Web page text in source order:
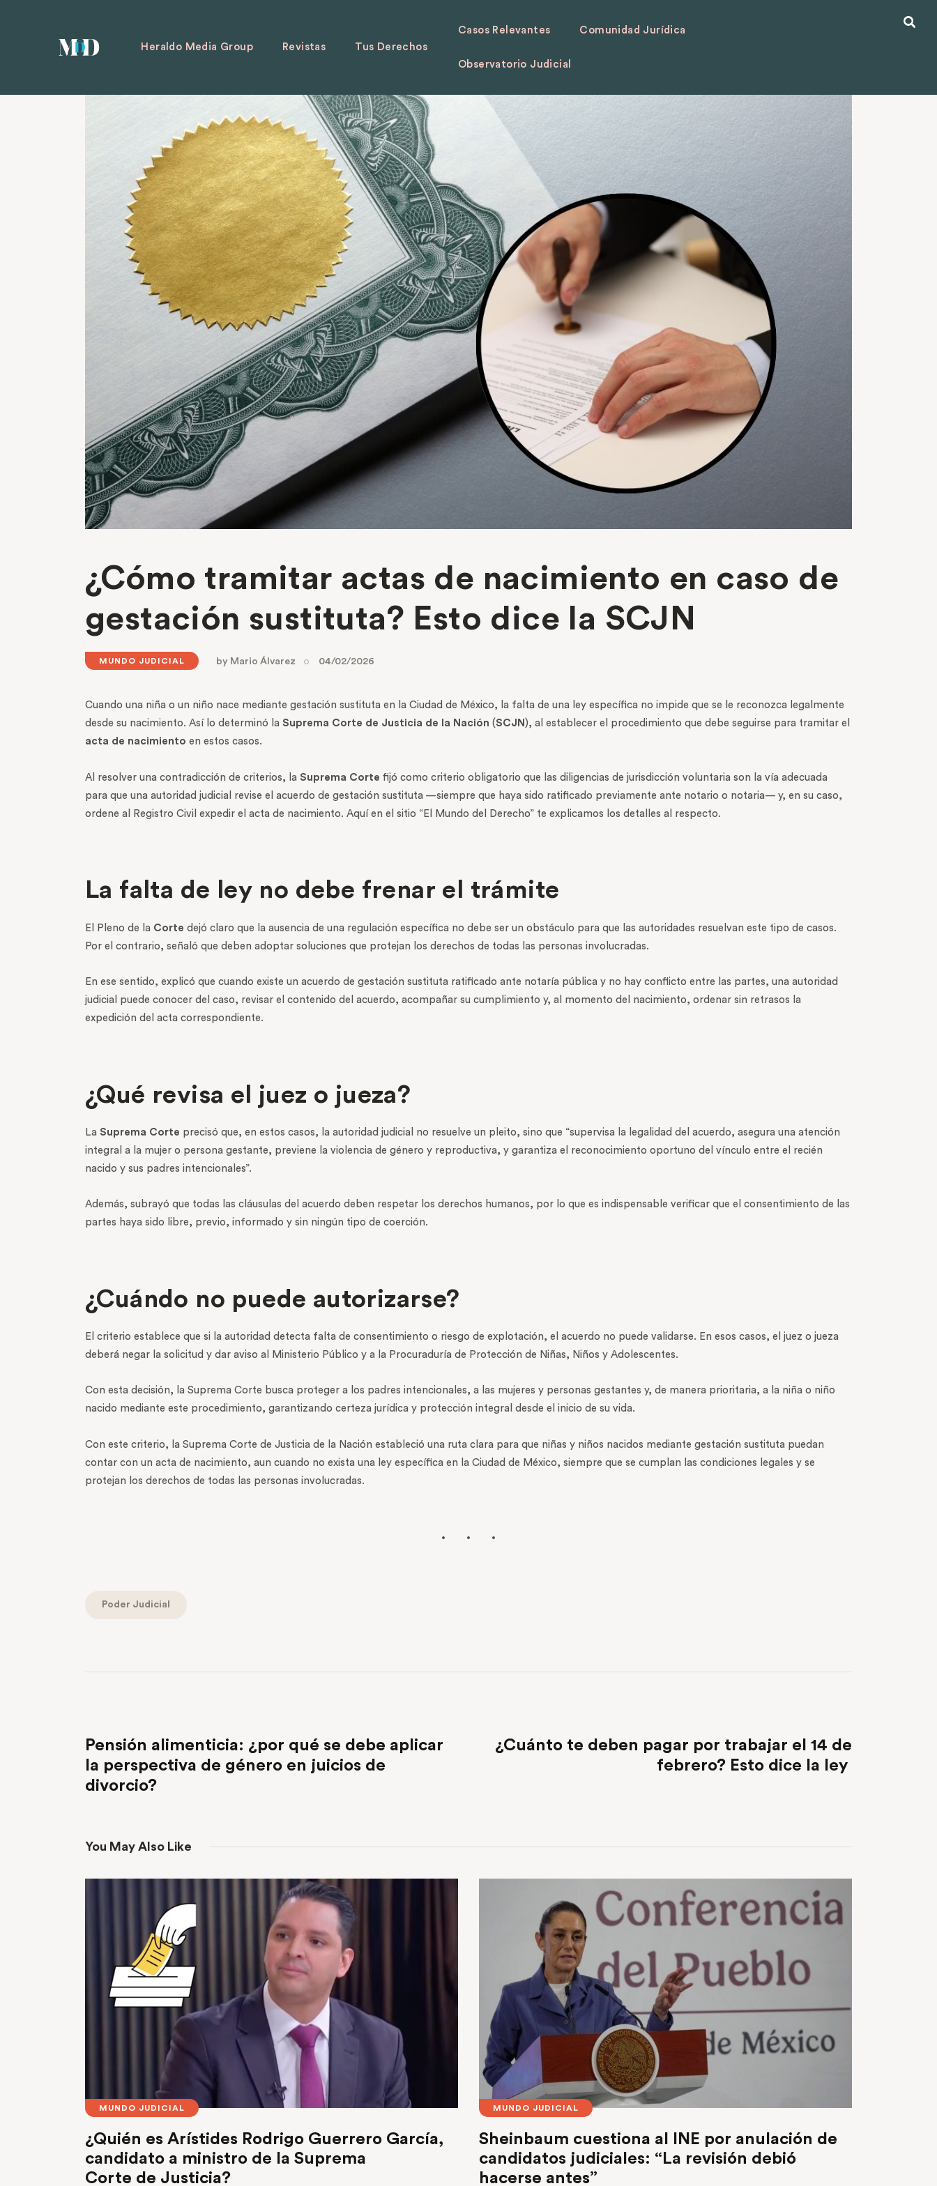
Heraldo Media Group Revistas Tus Derechos
Casos Relevantes Comunidad Jurídica
Observatorio Judicial
¿Cómo tramitar actas de nacimiento en caso de
gestación sustituta? Esto dice la SCJN
MUNDO JUDICIAL by Mario Álvarez 04/02/2026
Cuando una niña o un niño nace mediante gestación sustituta en la Ciudad de México, la falta de una ley específica no impide que se le reconozca legalmente
desde su nacimiento. Así lo determinó la Suprema Corte de Justicia de la Nación (SCJN ), al establecer el procedimiento que debe seguirse para tramitar el
acta de nacimiento en estos casos.
Al resolver una contradicción de criterios, la Suprema Corte fijó como criterio obligatorio que las diligencias de jurisdicción voluntaria son la vía adecuada
para que una autoridad judicial revise el acuerdo de gestación sustituta —siempre que haya sido ratificado previamente ante notario o notaria— y, en su caso,
ordene al Registro Civil expedir el acta de nacimiento. Aquí en el sitio “El Mundo del Derecho” te explicamos los detalles al respecto.
La falta de ley no debe frenar el trámite
El Pleno de la Corte dejó claro que la ausencia de una regulación específica no debe ser un obstáculo para que las autoridades resuelvan este tipo de casos.
Por el contrario, señaló que deben adoptar soluciones que protejan los derechos de todas las personas involucradas.
En ese sentido, explicó que cuando existe un acuerdo de gestación sustituta ratificado ante notaría pública y no hay conflicto entre las partes, una autoridad
judicial puede conocer del caso, revisar el contenido del acuerdo, acompañar su cumplimiento y, al momento del nacimiento, ordenar sin retrasos la
expedición del acta correspondiente.
¿Qué revisa el juez o jueza?
La Suprema Corte precisó que, en estos casos, la autoridad judicial no resuelve un pleito, sino que “supervisa la legalidad del acuerdo, asegura una atención
integral a la mujer o persona gestante, previene la violencia de género y reproductiva, y garantiza el reconocimiento oportuno del vínculo entre el recién
nacido y sus padres intencionales”.
Además, subrayó que todas las cláusulas del acuerdo deben respetar los derechos humanos, por lo que es indispensable verificar que el consentimiento de las
partes haya sido libre, previo, informado y sin ningún tipo de coerción.
¿Cuándo no puede autorizarse?
El criterio establece que si la autoridad detecta falta de consentimiento o riesgo de explotación, el acuerdo no puede validarse. En esos casos, el juez o jueza
deberá negar la solicitud y dar aviso al Ministerio Público y a la Procuraduría de Protección de Niñas, Niños y Adolescentes.
Con esta decisión, la Suprema Corte busca proteger a los padres intencionales, a las mujeres y personas gestantes y, de manera prioritaria, a la niña o niño
nacido mediante este procedimiento, garantizando certeza jurídica y protección integral desde el inicio de su vida.
Con este criterio, la Suprema Corte de Justicia de la Nación estableció una ruta clara para que niñas y niños nacidos mediante gestación sustituta puedan
contar con un acta de nacimiento, aun cuando no exista una ley específica en la Ciudad de México, siempre que se cumplan las condiciones legales y se
protejan los derechos de todas las personas involucradas.
Poder Judicial
Pensión alimenticia: ¿por qué se debe aplicar
la perspectiva de género en juicios de
divorcio?
¿Cuánto te deben pagar por trabajar el 14 de
febrero? Esto dice la ley
You May Also Like
MUNDO JUDICIAL
¿Quién es Arístides Rodrigo Guerrero García,
candidato a ministro de la Suprema
Corte de Justicia?
MUNDO JUDICIAL
Sheinbaum cuestiona al INE por anulación de
candidatos judiciales: “La revisión debió
hacerse antes”